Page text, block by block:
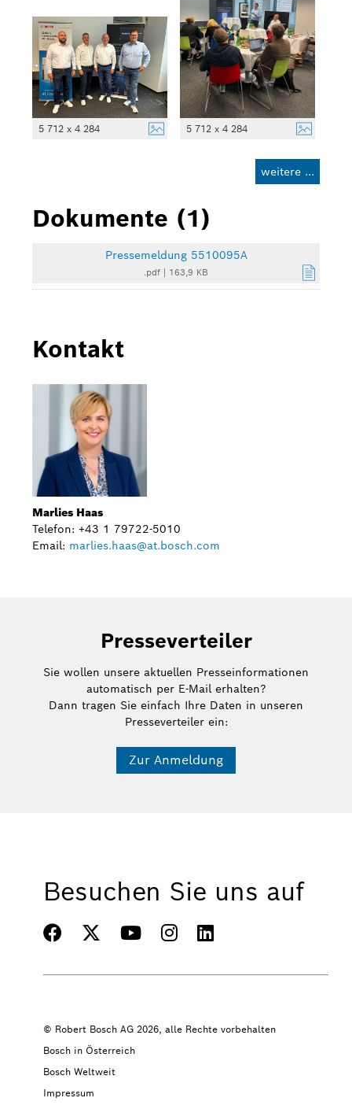
5 712 x 4 284 5 712 x 4 284
weitere ...
Dokumente (1)
Pressemeldung 5510095A
.pdf 163,9 KB
Kontakt
Marlies Haas
Telefon: +43 1 79722-5010
Email: marlies.haas@at.bosch.com
Presseverteiler
Sie wollen unsere aktuellen Presseinformationen
automatisch per E-Mail erhalten?
Dann tragen Sie einfach Ihre Daten in unseren
Presseverteiler ein:
Zur Anmeldung
Besuchen Sie uns auf
© Robert Bosch AG 2026, alle Rechte vorbehalten
Bosch in Österreich
Bosch Weltweit
Impressum